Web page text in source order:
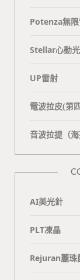
Potenza無
Stellar心動光
UP雷射
電波拉皮(第
⾳波拉提（海
AI美光針
PLT凍晶
Rejuran麗珠